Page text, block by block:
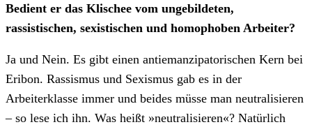
Bedient er das Klischee vom ungebildeten,
rassistischen, sexistischen und homophoben Arbeiter?
Ja und Nein. Es gibt einen antiemanzipatorischen Kern bei
Eribon. Rassismus und Sexismus gab es in der
Arbeiterklasse immer und beides müsse man neutralisieren
– so lese ich ihn. Was heißt »neutralisieren«? Natürlich